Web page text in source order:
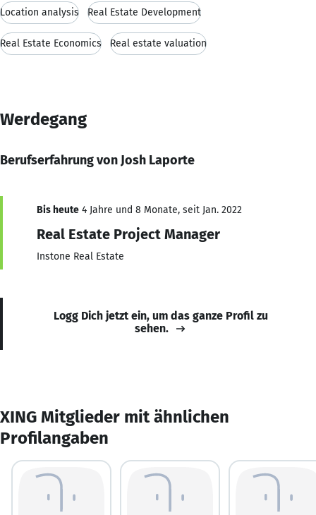
Location analysis Real Estate Development
Real Estate Economics Real estate valuation
Werdegang
Berufserfahrung von Josh Laporte
Bis heute 4 Jahre und 8 Monate, seit Jan. 2022
Real Estate Project Manager
Instone Real Estate
Logg Dich jetzt ein, um das ganze Profil zu
sehen.
XING Mitglieder mit ähnlichen
Profilangaben